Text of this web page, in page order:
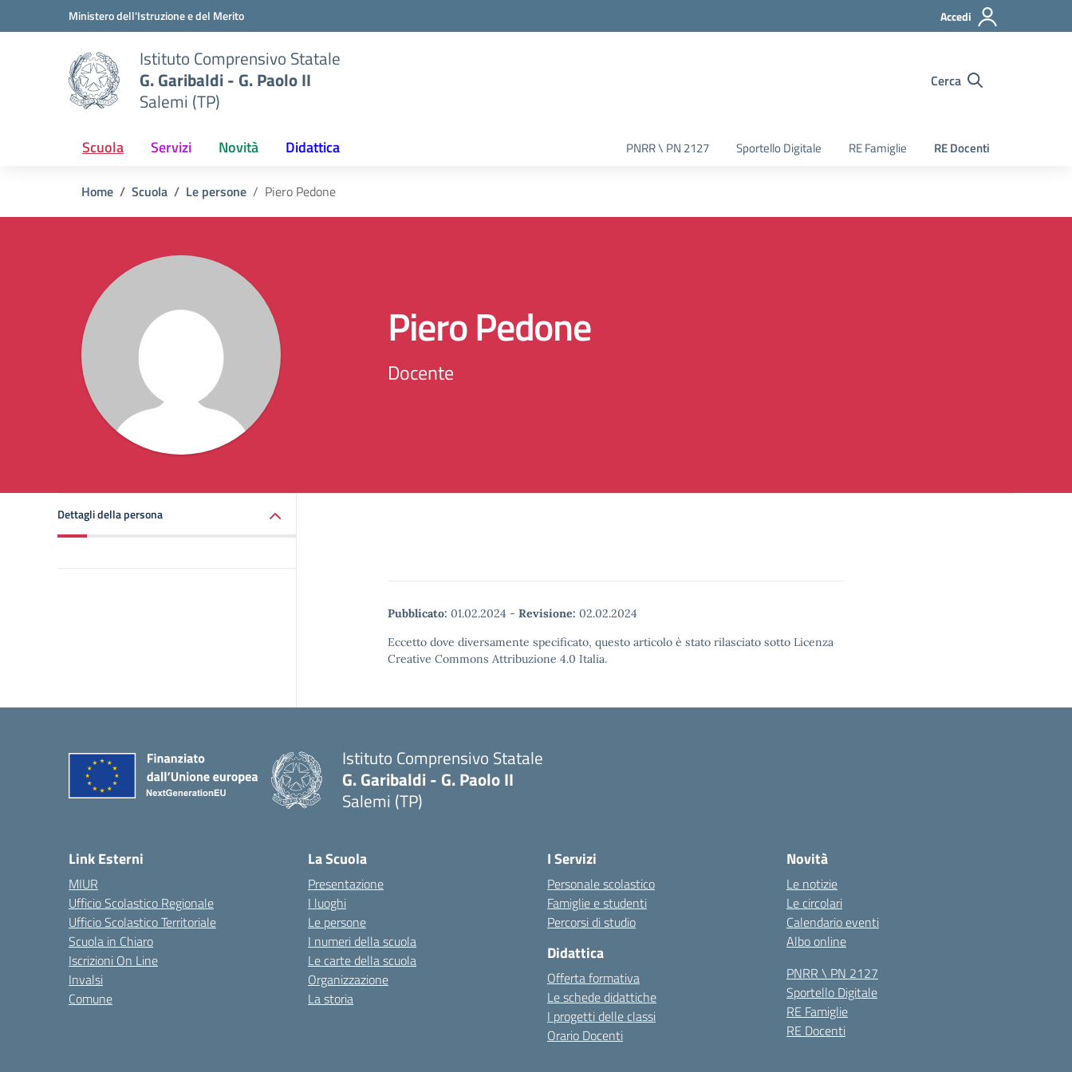
Vai ai contenuti
Vai al menu di navigazioneMinistero dell'Istruzione e del Merito Accedi
Istituto Comprensivo Statale
G. Garibaldi - G. Paolo II
Salemi (TP)
Cerca
Scuola Servizi Novità Didattica PNRR \ PN 2127 Sportello Digitale RE Famiglie RE Docenti
Home Scuola Le persone Piero Pedone
Piero Pedone
Docente
Dettagli della persona
Pubblicato: 01.02.2024 - Revisione: 02.02.2024
Eccetto dove diversamente specificato, questo articolo è stato rilasciato sotto Licenza
Creative Commons Attribuzione 4.0 Italia.
Istituto Comprensivo Statale
G. Garibaldi - G. Paolo II
Salemi (TP)
Link Esterni
MIUR
Ufficio Scolastico Regionale
Ufficio Scolastico Territoriale
Scuola in Chiaro
Iscrizioni On Line
Invalsi
Comune
La Scuola
Presentazione
I luoghi
Le persone
I numeri della scuola
Le carte della scuola
Organizzazione
La storia
I Servizi
Personale scolastico
Famiglie e studenti
Percorsi di studio
Didattica
Offerta formativa
Le schede didattiche
I progetti delle classi
Orario Docenti
Novità
Le notizie
Le circolari
Calendario eventi
Albo online
PNRR \ PN 2127
Sportello Digitale
RE Famiglie
RE Docenti